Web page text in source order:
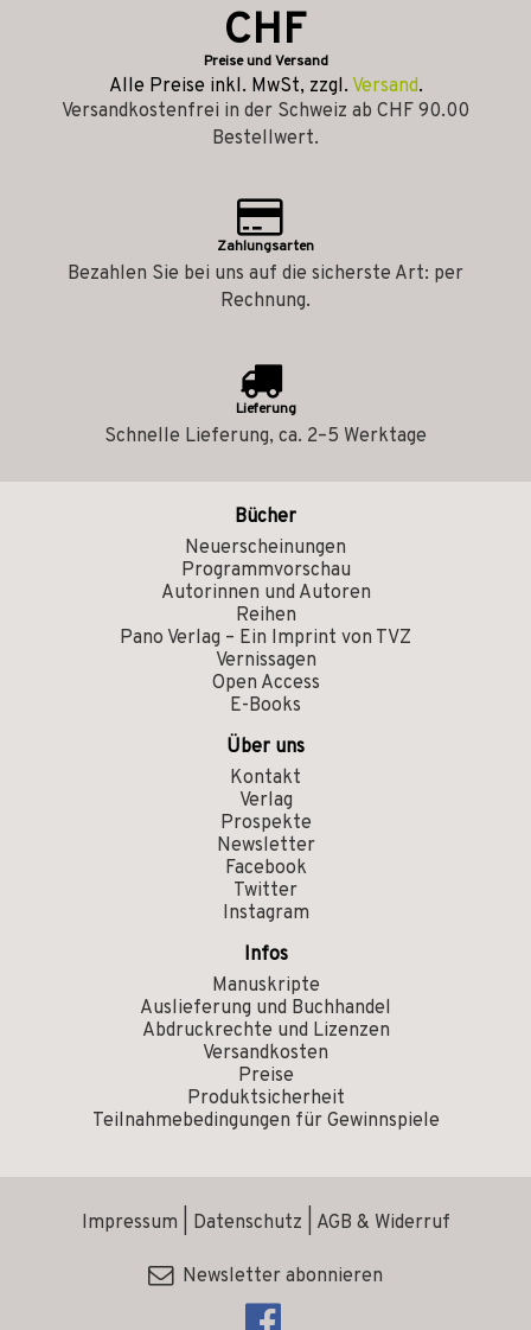
CHF
Preise und Versand
Alle Preise inkl. MwSt, zzgl. Versand.
Versandkostenfrei in der Schweiz ab CHF 90.00
Bestellwert.
Zahlungsarten
Bezahlen Sie bei uns auf die sicherste Art: per
Rechnung.
Lieferung
Schnelle Lieferung, ca. 2–5 Werktage
Bücher
Neuerscheinungen
Programmvorschau
Autorinnen und Autoren
Reihen
Pano Verlag – Ein Imprint von TVZ
Vernissagen
Open Access
E-Books
Über uns
Kontakt
Verlag
Prospekte
Newsletter
Facebook
Twitter
Instagram
Infos
Manuskripte
Auslieferung und Buchhandel
Abdruckrechte und Lizenzen
Versandkosten
Preise
Produktsicherheit
Teilnahmebedingungen für Gewinnspiele
Impressum Datenschutz AGB & Widerruf
Newsletter abonnieren